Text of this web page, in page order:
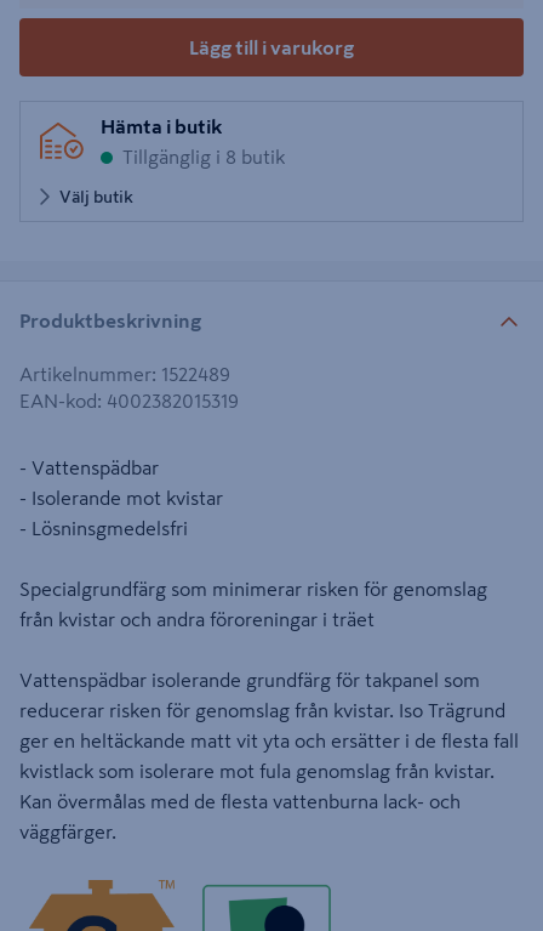
Lägg till i varukorg
Hämta i butik
Tillgänglig i 8 butik
Välj butik
Produktbeskrivning
Artikelnummer: 1522489
EAN-kod: 4002382015319
- Vattenspädbar
- Isolerande mot kvistar
- Lösninsgmedelsfri
Specialgrundfärg som minimerar risken för genomslag
från kvistar och andra föroreningar i träet
Vattenspädbar isolerande grundfärg för takpanel som
reducerar risken för genomslag från kvistar. Iso Trägrund
ger en heltäckande matt vit yta och ersätter i de flesta fall
kvistlack som isolerare mot fula genomslag från kvistar.
Kan övermålas med de flesta vattenburna lack- och
väggfärger.